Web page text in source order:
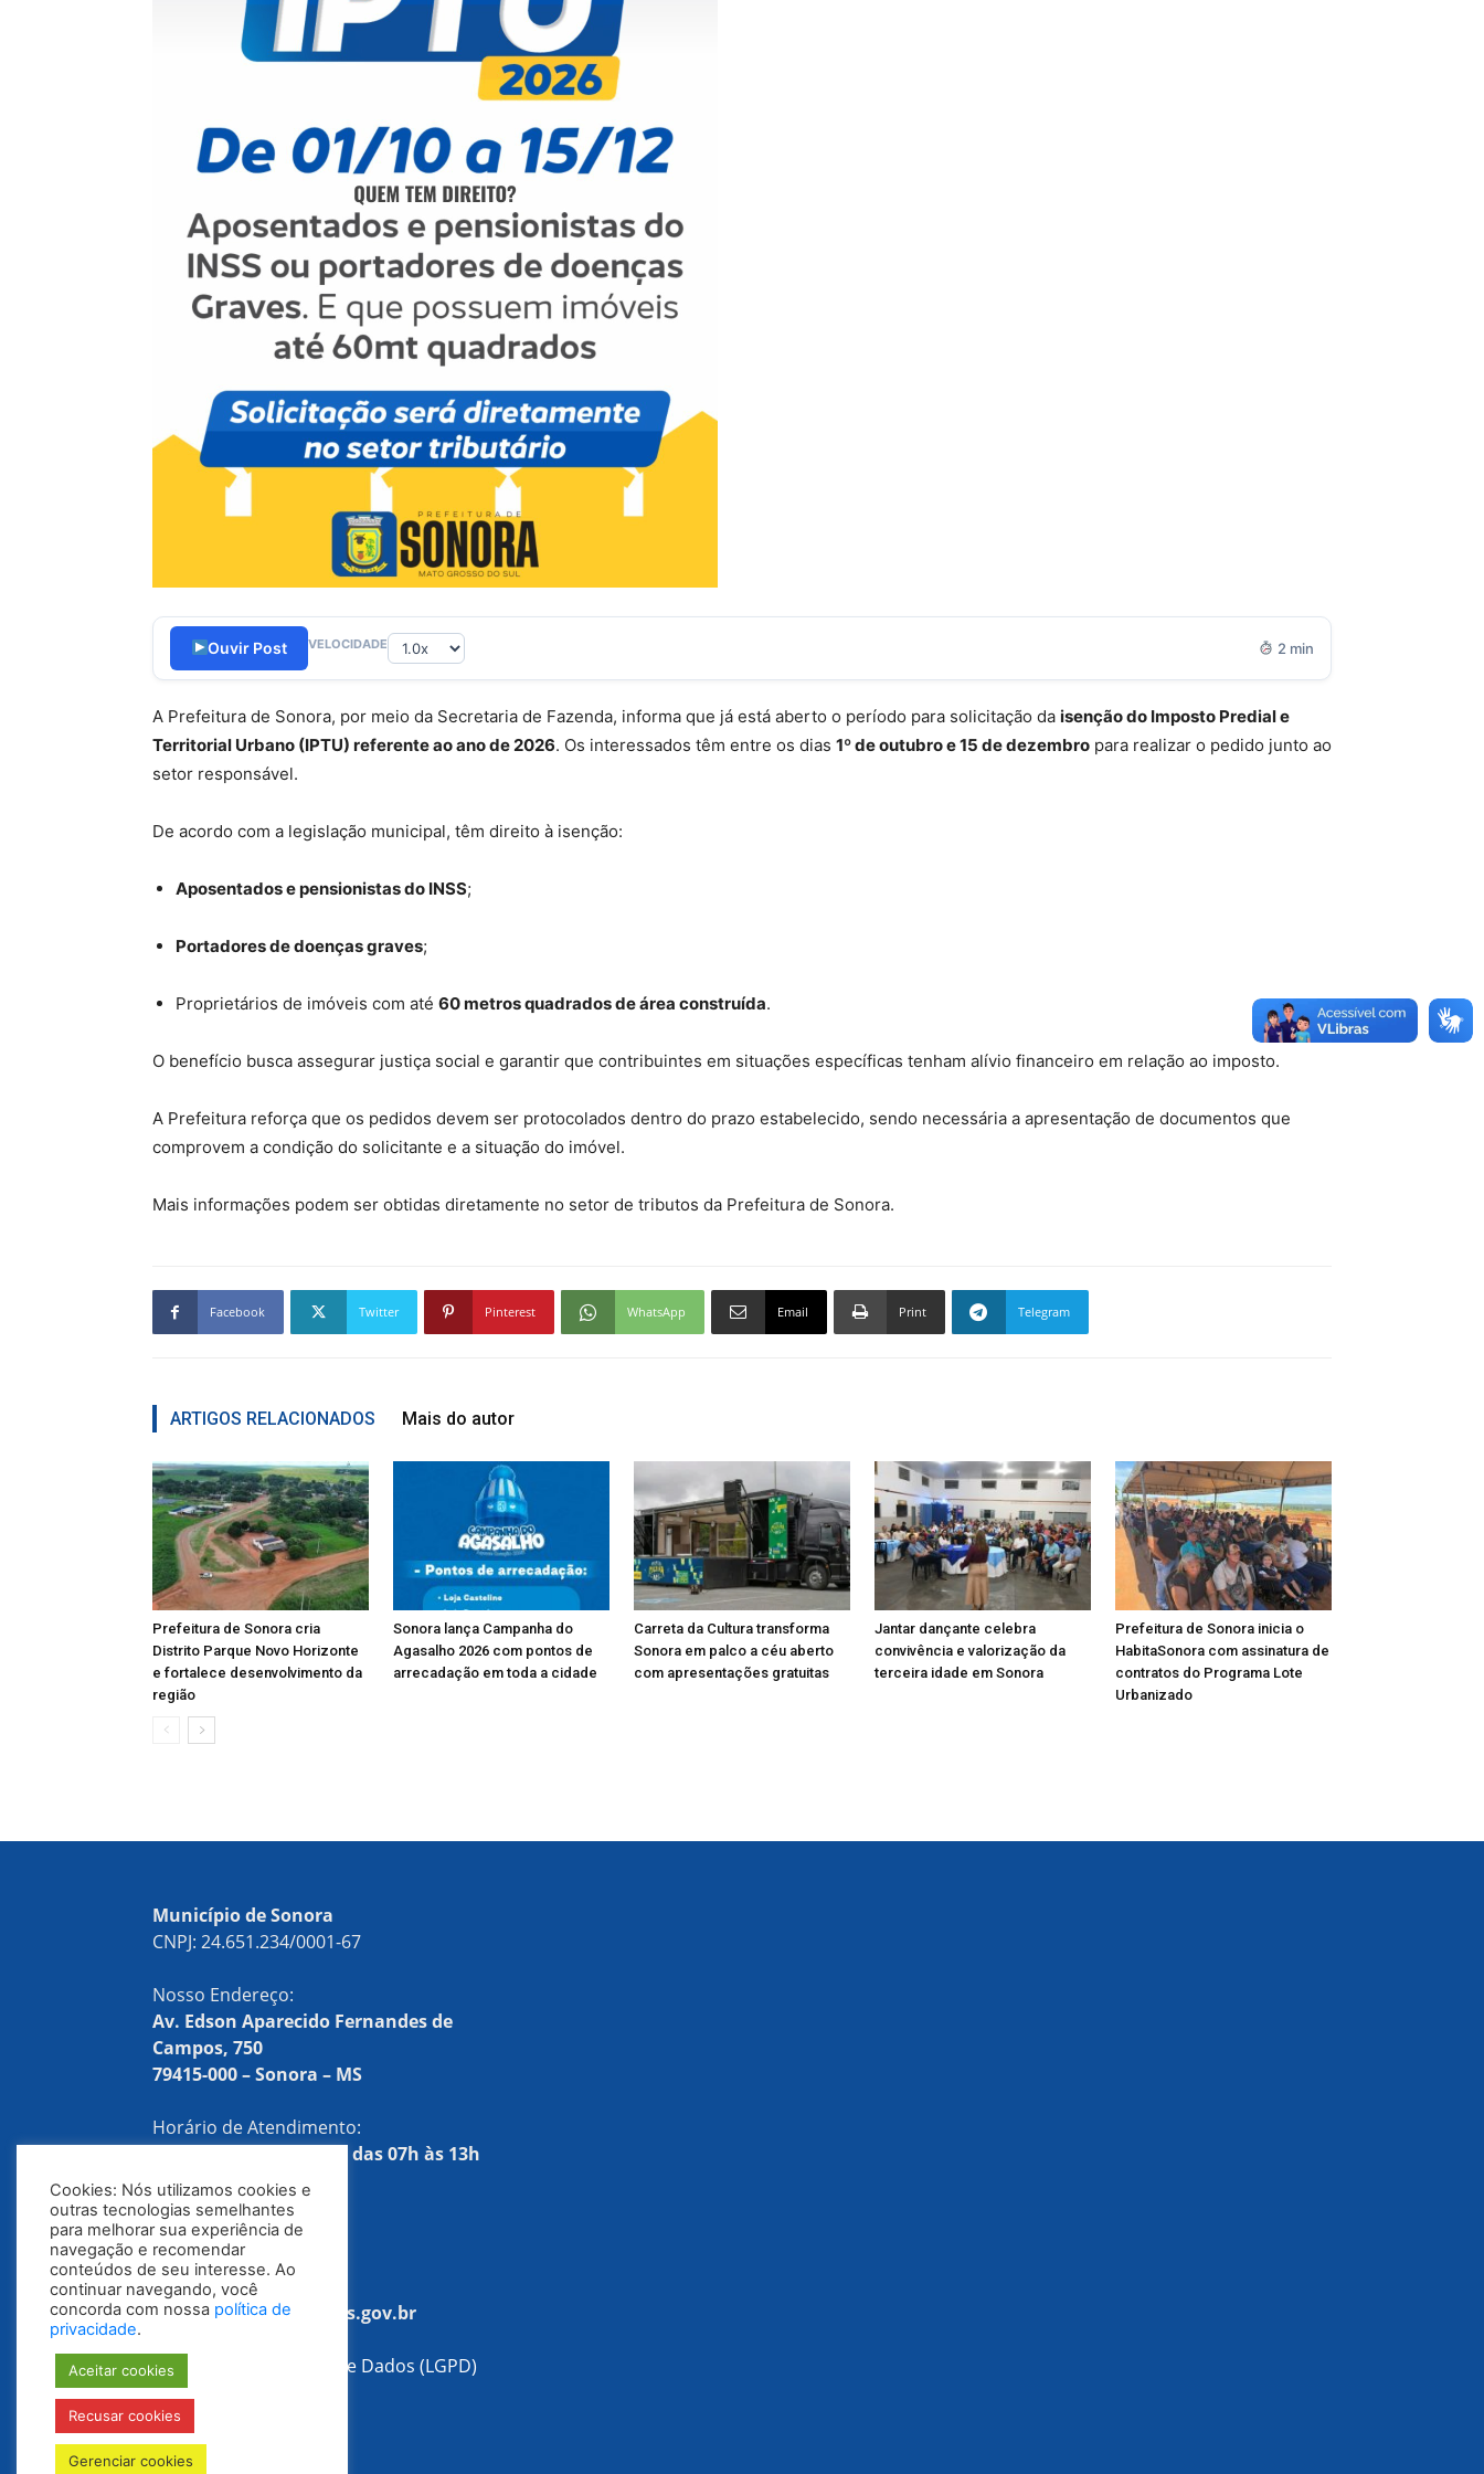
Ouvir Post VELOCIDADE 2 min
A Prefeitura de Sonora, por meio da Secretaria de Fazenda, informa que já está aberto o período para solicitação da isenção do Imposto Predial e
Territorial Urbano (IPTU) referente ao ano de 2026. Os interessados têm entre os dias 1º de outubro e 15 de dezembro para realizar o pedido junto ao
setor responsável.
De acordo com a legislação municipal, têm direito à isenção:
Aposentados e pensionistas do INSS;
Portadores de doenças graves;
Proprietários de imóveis com até 60 metros quadrados de área construída.
O benefício busca assegurar justiça social e garantir que contribuintes em situações específicas tenham alívio financeiro em relação ao imposto.
A Prefeitura reforça que os pedidos devem ser protocolados dentro do prazo estabelecido, sendo necessária a apresentação de documentos que
comprovem a condição do solicitante e a situação do imóvel.
Mais informações podem ser obtidas diretamente no setor de tributos da Prefeitura de Sonora.
Facebook Twitter Pinterest WhatsApp Email Print Telegram
ARTIGOS RELACIONADOS Mais do autor
Prefeitura de Sonora cria
Distrito Parque Novo Horizonte
e fortalece desenvolvimento da
região
Sonora lança Campanha do
Agasalho 2026 com pontos de
arrecadação em toda a cidade
Carreta da Cultura transforma
Sonora em palco a céu aberto
com apresentações gratuitas
Jantar dançante celebra
convivência e valorização da
terceira idade em Sonora
Prefeitura de Sonora inicia o
HabitaSonora com assinatura de
contratos do Programa Lote
Urbanizado
Município de Sonora
CNPJ: 24.651.234/0001-67
Nosso Endereço:
Av. Edson Aparecido Fernandes de
Campos, 750
79415-000 – Sonora – MS
Horário de Atendimento:
Segunda a sexta-feira, das 07h às 13h
Telefones:
(67) 3254-1522
E-mail:
tributacao@sonora.ms.gov.br
Lei Geral de Proteção de Dados (LGPD)
Política de Privacidade
Cookies: Nós utilizamos cookies e
outras tecnologias semelhantes
para melhorar sua experiência de
navegação e recomendar
conteúdos de seu interesse. Ao
continuar navegando, você
concorda com nossa política de
privacidade.
Aceitar cookies
Recusar cookies
Gerenciar cookies